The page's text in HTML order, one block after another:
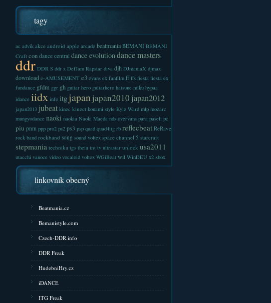
tagy
ac advik akce android apple arcade beatmania BEMANI BEMANI
Craft con dance central dance evolutiondance masters
ddr DDR S ddr x DefJam Rapstar diva djh DJmaniaX djmax
download e-AMUSEMENT e3 evans ex fanfilm ff ffs fiesta fiesta ex
fundance gfdm ggr gh guitar hero guitarhero hatsune miku hypaa
idance iidx info itg japanjapan2010 japan2012
japan2013 jubeat kinec kinect konami style Kyle Ward mlp mozarc
mungyodance naoki naokia Naoki Maeda nds overvans para paseli pc
piu pnm ppp pro2 ps2 ps3 psp quad quad4itg rb reflecbeat ReRave
rock band rockband song sound voltex space channel 5 starcraft
stepmania technika tgs theia tnt tv ultrastar unlock usa2011
utacchi vanoce video vocaloid voltex WGiBeat wii WinDEU x2 xbox
linkovník obecný
Beatmania.cz
Bemanistyle.com
Czech-DDR.info
DDR Freak
HudebniHry.cz
iDANCE
ITG Freak